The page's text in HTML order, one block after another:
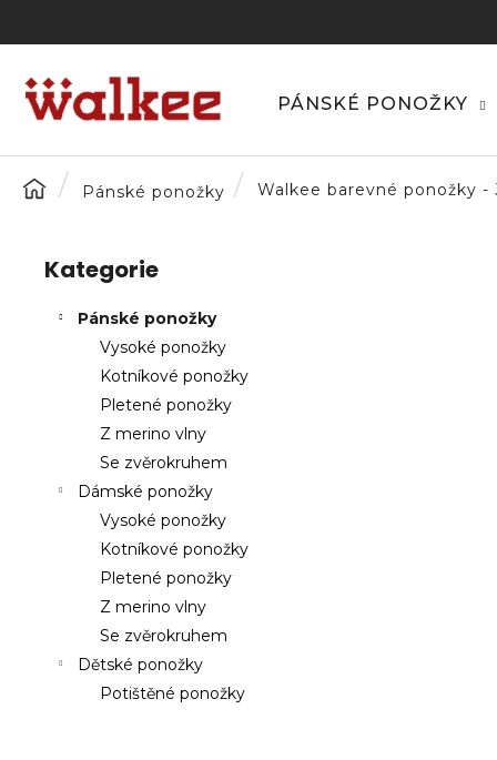
obsah
PÁNSKÉ PONOŽKY
DomůPánské ponožky Walkee barevné ponožky -
Přeskočit
kategorie
Kategorie
Pánské ponožky
Vysoké ponožky
Kotníkové ponožky
Pletené ponožky
Z merino vlny
Se zvěrokruhem
Dámské ponožky
Vysoké ponožky
Kotníkové ponožky
Pletené ponožky
Z merino vlny
Se zvěrokruhem
Dětské ponožky
Potištěné ponožky
o
do
obchodu
do
obchodu
C
o
p
o